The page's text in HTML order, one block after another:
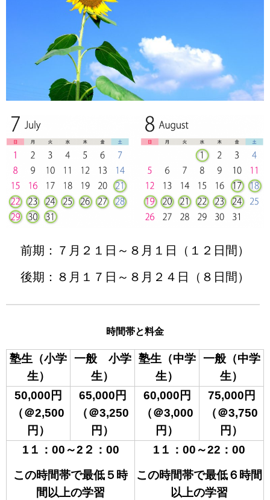
前期：７月２１日～８月１日（１２日間）
後期：８月１７日～８月２４日（８日間）
時間帯と料金
塾生（小学
生）
一般 小学
生）
塾生（中学
生）
一般（中学
生）
50,000 円
（＠2,500
円）
65,000 円
（＠3,250
円）
60,000 円
（＠3,000
円）
75,000 円
（＠3,750
円）
1１ ：00～2２：00
この時間帯で最低５時
間以上の学習
1１ ：00～22：00
この時間帯で最低６時間
以上の学習